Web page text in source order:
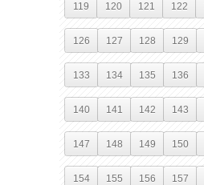
119 120 121 122
126 127 128 129
133 134 135 136
140 141 142 143
147 148 149 150
154 155 156 157